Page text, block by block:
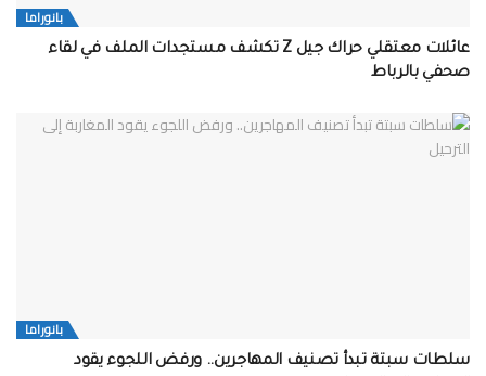
بانوراما
عائلات معتقلي حراك جيل Z تكشف مستجدات الملف في لقاء
صحفي بالرباط
بانوراما
سلطات سبتة تبدأ تصنيف المهاجرين.. ورفض اللجوء يقود